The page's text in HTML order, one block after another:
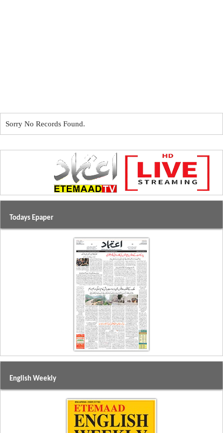
Sorry No Records Found.
Todays Epaper
English Weekly